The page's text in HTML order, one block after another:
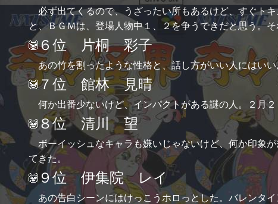
必ず出てくるので、うざったい所もあるけど、すぐト
と、ＢＧＭは、登場人物中１、２を争うできだと思う。
６位 片桐 彩子
あの竹を割ったような性格と、話し方がいい人にはい
７位 館林 見晴
何か出番少ないけど、インパクトがある謎の人。２月
８位 清川 望
ボーイッシュなキャラも嫌いじゃないけど、何か印象
てきた。
９位 伊集院 レイ
あの告白シーンにはけっこうホロっとした。バレンタ